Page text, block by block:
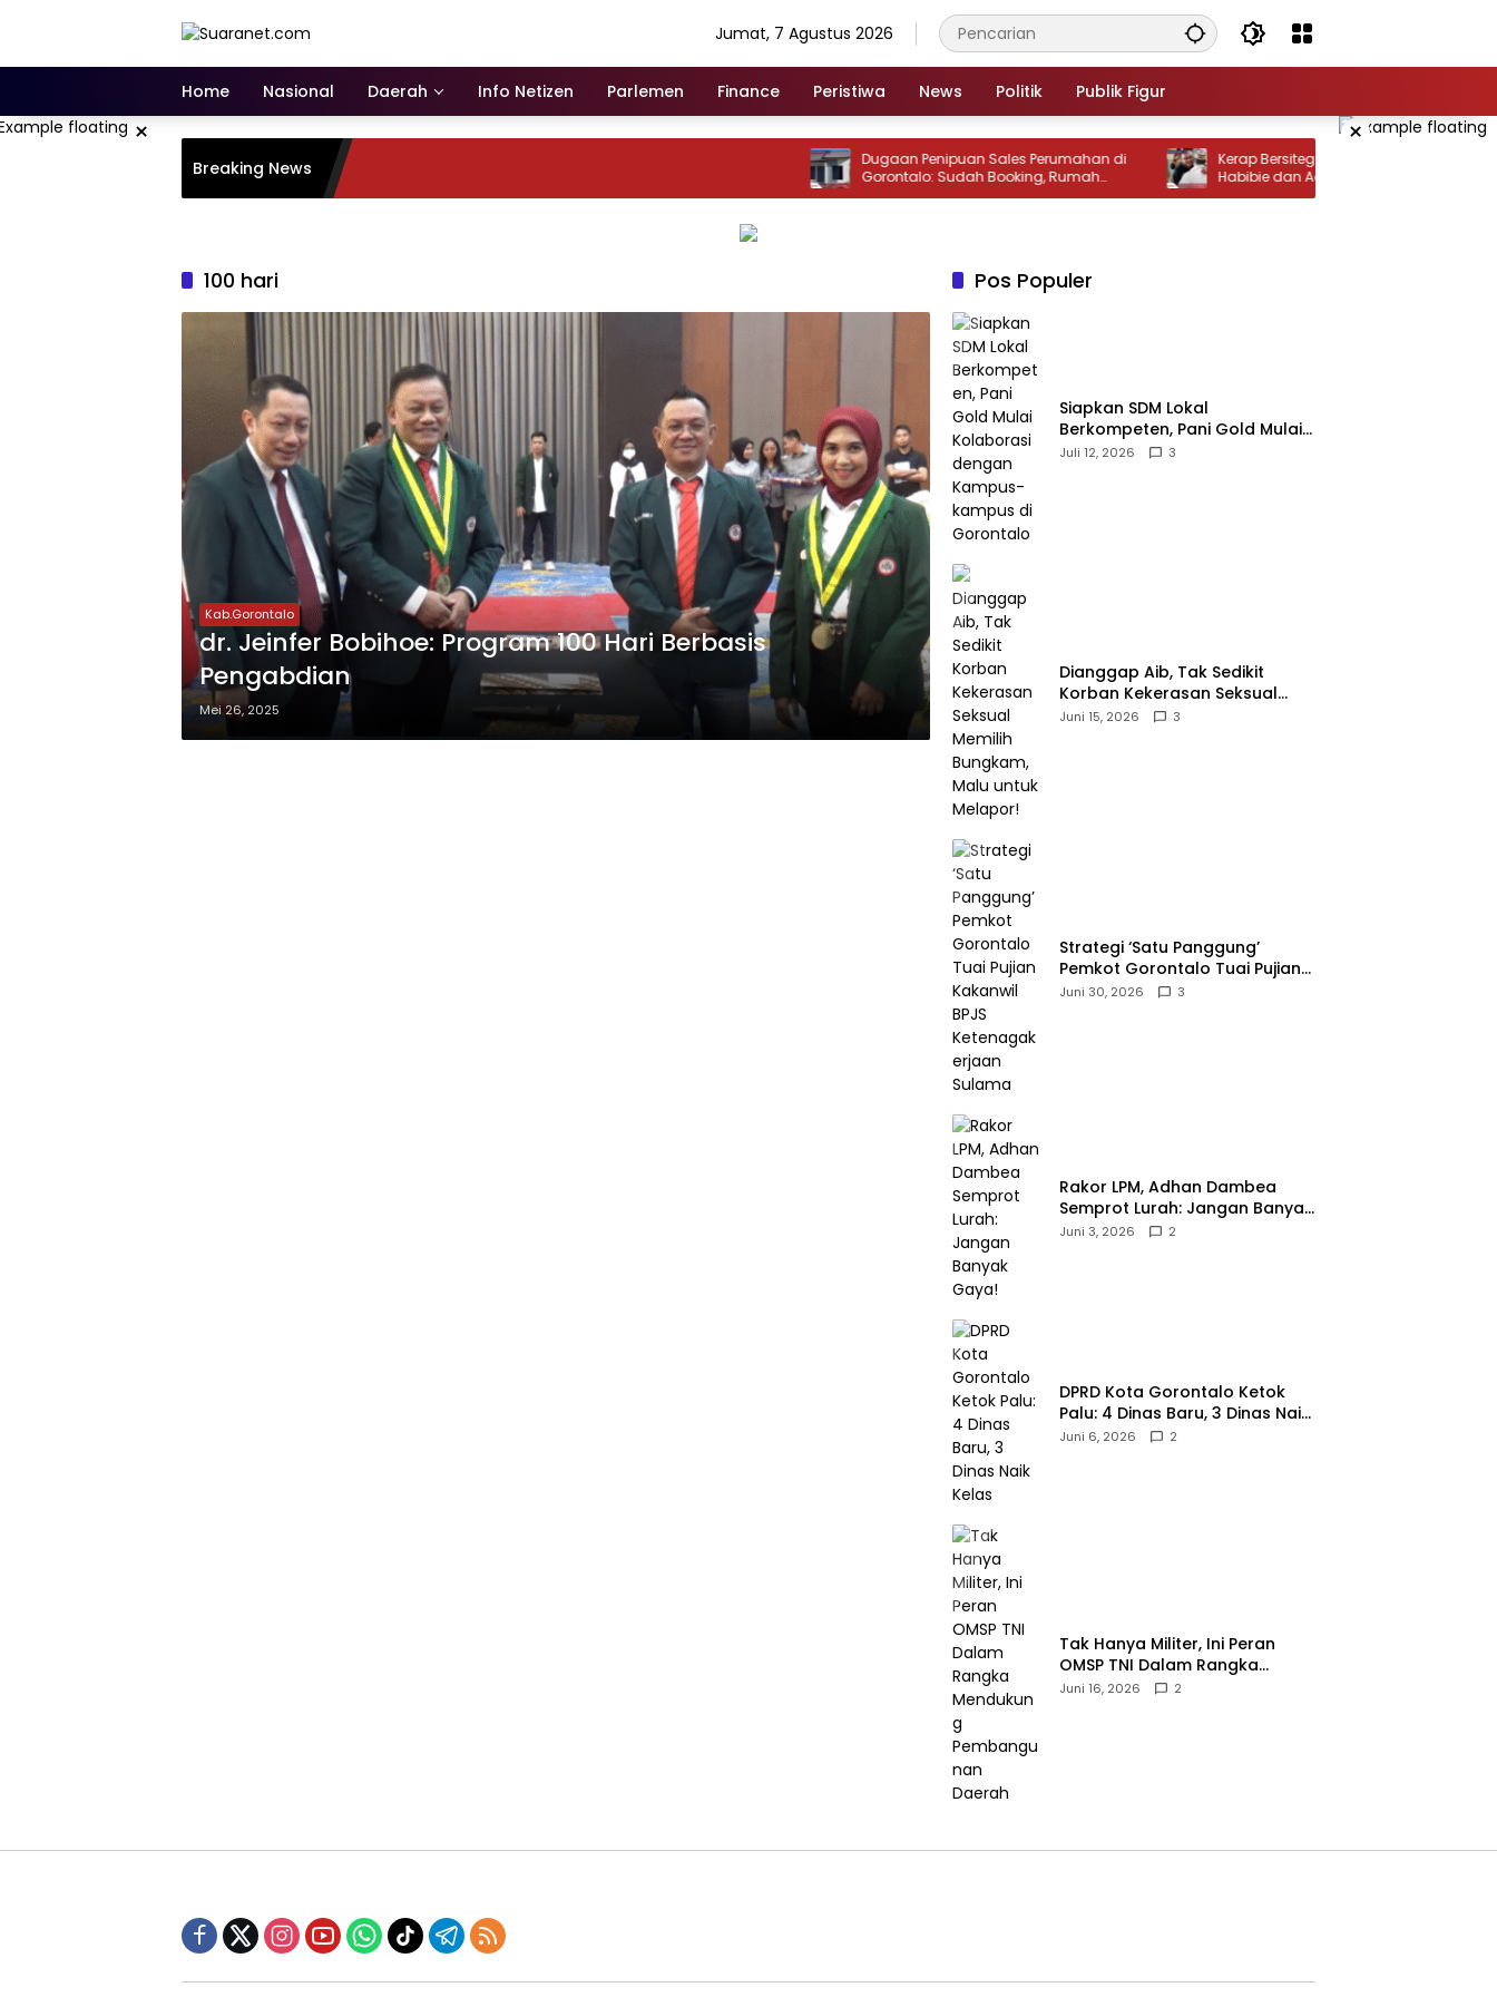
Jumat, 7 Agustus 2026
Home Nasional Daerah Info Netizen Parlemen Finance Peristiwa News Politik Publik Figur
× ×
Breaking News
‎Dugaan Penipuan Sales Perumahan di
Gorontalo: Sudah Booking, Rumah
Berdiri, Unit Diberikan ke Pembeli Lain
‎Kerap Bersitegang, Rivalitas Antara Rusli
Habibie dan Adhan Dambea Akhirnya
Mencair
100 hari
Kab.Gorontalo
dr. Jeinfer Bobihoe: Program 100 Hari Berbasis
Pengabdian
Mei 26, 2025
Pos Populer
‎Siapkan SDM Lokal
Berkompeten, Pani Gold Mulai
Kolaborasi dengan Kampus-
Juli 12, 2026 3
‎Dianggap Aib, Tak Sedikit
Korban Kekerasan Seksual
Memilih Bungkam, Malu untuk
Juni 15, 2026 3
Strategi ‘Satu Panggung’
Pemkot Gorontalo Tuai Pujian
Kakanwil BPJS
Juni 30, 2026 3
‎Rakor LPM, Adhan Dambea
Semprot Lurah: Jangan Banyak
Gaya!‎
Juni 3, 2026 2
‎DPRD Kota Gorontalo Ketok
Palu: 4 Dinas Baru, 3 Dinas Naik
Kelas
Juni 6, 2026 2
‎Tak Hanya Militer, Ini Peran
OMSP TNI Dalam Rangka
Mendukung Pembangunan
Juni 16, 2026 2